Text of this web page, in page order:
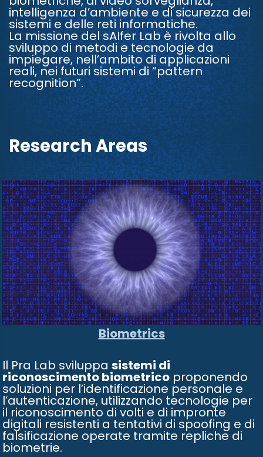
intelligenza d’ambiente e di sicurezza dei
sistemi e delle reti informatiche.
La missione del sAIfer Lab è rivolta allo
sviluppo di metodi e tecnologie da
impiegare, nell’ambito di applicazioni
reali, nei futuri sistemi di “pattern
recognition”.
Research Areas
Biometrics
Il Pra Lab sviluppasistemi di
riconoscimento biometrico proponendo
soluzioni per l’identificazione personale e
l’autenticazione, utilizzando tecnologie per
il riconoscimento di volti e di impronte
digitali resistenti a tentativi di spoofing e di
falsificazione operate tramite repliche di
biometrie.